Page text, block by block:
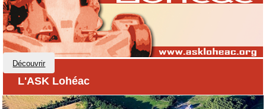
Découvrir
L'ASK Lohéac